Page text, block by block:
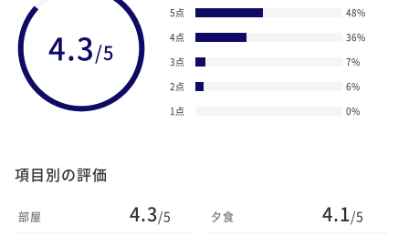
4.3/5
5点 48%
4点
36%
3点
7%
2点
6%
1点
0%
項目別の評価
部屋 4.3/5 夕食 4.1/5